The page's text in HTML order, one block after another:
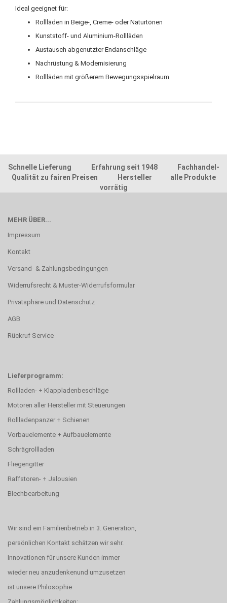
Ideal geeignet für:
Rollläden in Beige-, Creme- oder Naturtönen
Kunststoff- und Aluminium-Rollläden
Austausch abgenutzter Endanschläge
Nachrüstung & Modernisierung
Rollläden mit größerem Bewegungsspielraum
Schnelle Lieferung Erfahrung seit 1948 Fachhandel-
Qualität zu fairen Preisen Hersteller alle Produkte
vorrätig
MEHR ÜBER...
Impressum
Kontakt
Versand- & Zahlungsbedingungen
Widerrufsrecht & Muster-Widerrufsformular
Privatsphäre und Datenschutz
AGB
Rückruf Service
Lieferprogramm:
Rollladen- + Klappladenbeschläge
Motoren aller Hersteller mit Steuerungen
Rollladenpanzer + Schienen
Vorbauelemente + Aufbauelemente
Schrägrollladen
Fliegengitter
Raffstoren- + Jalousien
Blechbearbeitung
Wir sind ein Familienbetrieb in 3. Generation,
persönlichen Kontakt schätzen wir sehr.
Innovationen für unsere Kunden immer
wieder neu anzudenkenund umzusetzen
ist unsere Philosophie